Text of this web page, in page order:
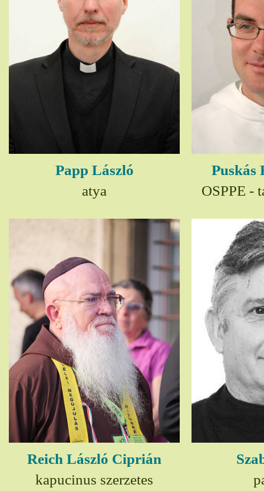
Papp László
atya
Puskás
OSPPE -
Reich László Ciprián
kapucinus szerzetes